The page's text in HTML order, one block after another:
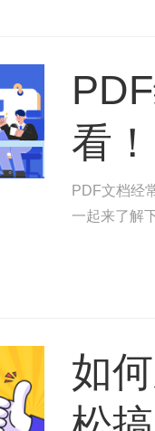
看！
PDF文档经
一起来了解
如